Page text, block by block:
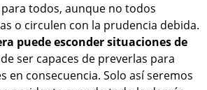
todos, aunque no todos
o circulen con la prudencia debida.
puede esconder situaciones de
ser capaces de preverlas para
en consecuencia. Solo así seremos